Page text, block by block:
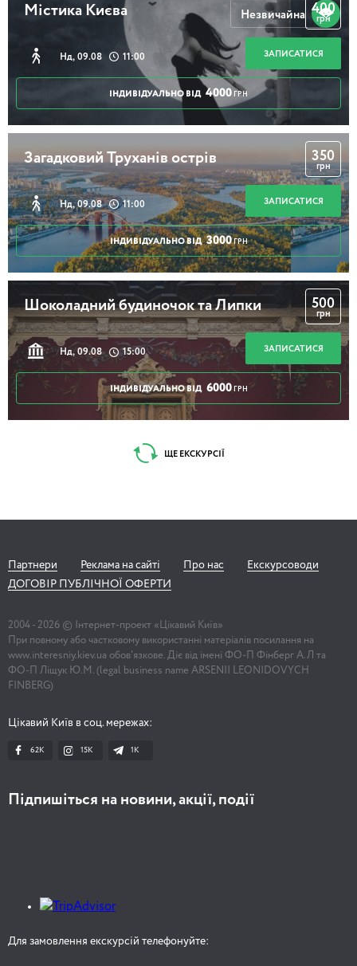
Містика Києва
Нд, 09.08 11:00
400
грн
ЗАПИСАТИСЯ
ІНДИВІДУАЛЬНО ВІД 4000 ГРН
Незвичайна
Загадковий Труханів острів
Нд, 09.08 11:00
350
грн
ЗАПИСАТИСЯ
ІНДИВІДУАЛЬНО ВІД 3000 ГРН
Шоколадний будиночок та Липки
Нд, 09.08 15:00
500
грн
ЗАПИСАТИСЯ
ІНДИВІДУАЛЬНО ВІД 6000 ГРН
ЩЕ ЕКСКУРСІЇ
Партнери Реклама на сайті Про нас
Екскурсоводи
ДОГОВІР ПУБЛІЧНОЇ ОФЕРТИ
2004 - 2026 © Інтернет-проект «Цікавий Київ»
При повному або частковому використанні матеріалів посилання на
www.interesniy.kiev.ua обов'язкове. Діє від імені ФО-П Фінберг А.Л та
ФО-П Ліщук Ю.М. (legal business name ARSENII LEONIDOVYCH
FINBERG)
Цікавий Київ в соц. мережах:
62K 15K 1К
Підпишіться на новини, акції, події
Для замовлення екскурсій телефонуйте: